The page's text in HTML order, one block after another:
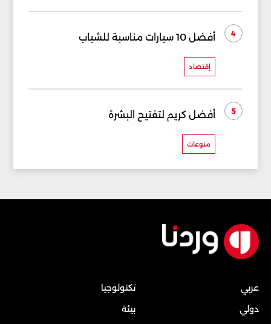
4 أفضل 10 سيارات مناسبة للشباب
إقتصاد
5 أفضل كريم لتفتيح البشرة
منوعات
عربي
دولي
تكنولوجيا
بيئة